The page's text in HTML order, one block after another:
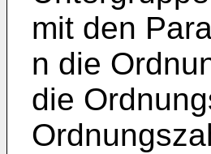
mit den
n die
die